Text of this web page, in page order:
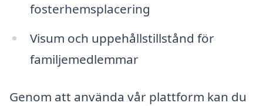
fosterhemsplacering
Visum och uppehållstillstånd för
familjemedlemmar
Genom att använda vår plattform kan du